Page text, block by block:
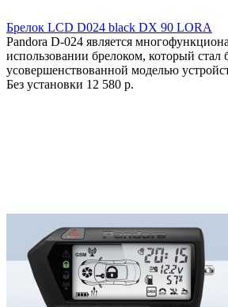
Брелок LCD D024 black DX 90 LORA
Pandora D-024 является
использовании брелоком, который стал
усовершенствованной моделью
Без установки 12 580 р.